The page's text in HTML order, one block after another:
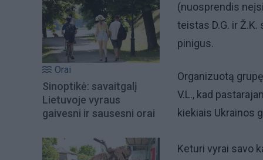
Orai
Sinoptikė: savaitgalį
Lietuvoje vyraus
gaivesni ir sausesni orai
(nuosprendis
teistas D.G. ir
pinigus.
Organizuotą
V.L., kad
kiekiais Ukrainos
Keturi vyrai savo